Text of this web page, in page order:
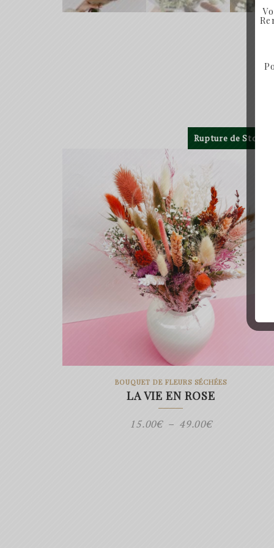
Rupture de Stock
BOUQUET DE FLEURS SÉCHÉES
LA VIE EN ROSE
15.00€ – 49.00€Plage